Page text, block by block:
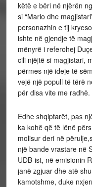
këtë e bëri në njërën
si “Mario dhe
personazhin e tij
ishte në gjendje të
mënyrë i referohej
cili njëjtë si magjistari,
përmes një ideje të
vejë një popull të tërë
për disa vite me radhë.
Edhe shqiptarët, pas
ka kohë që të lënë
molisur deri në
një bande vrastare në
UDB-ist, në emisionin
janë zgjuar dhe atë
kamotshme, duke